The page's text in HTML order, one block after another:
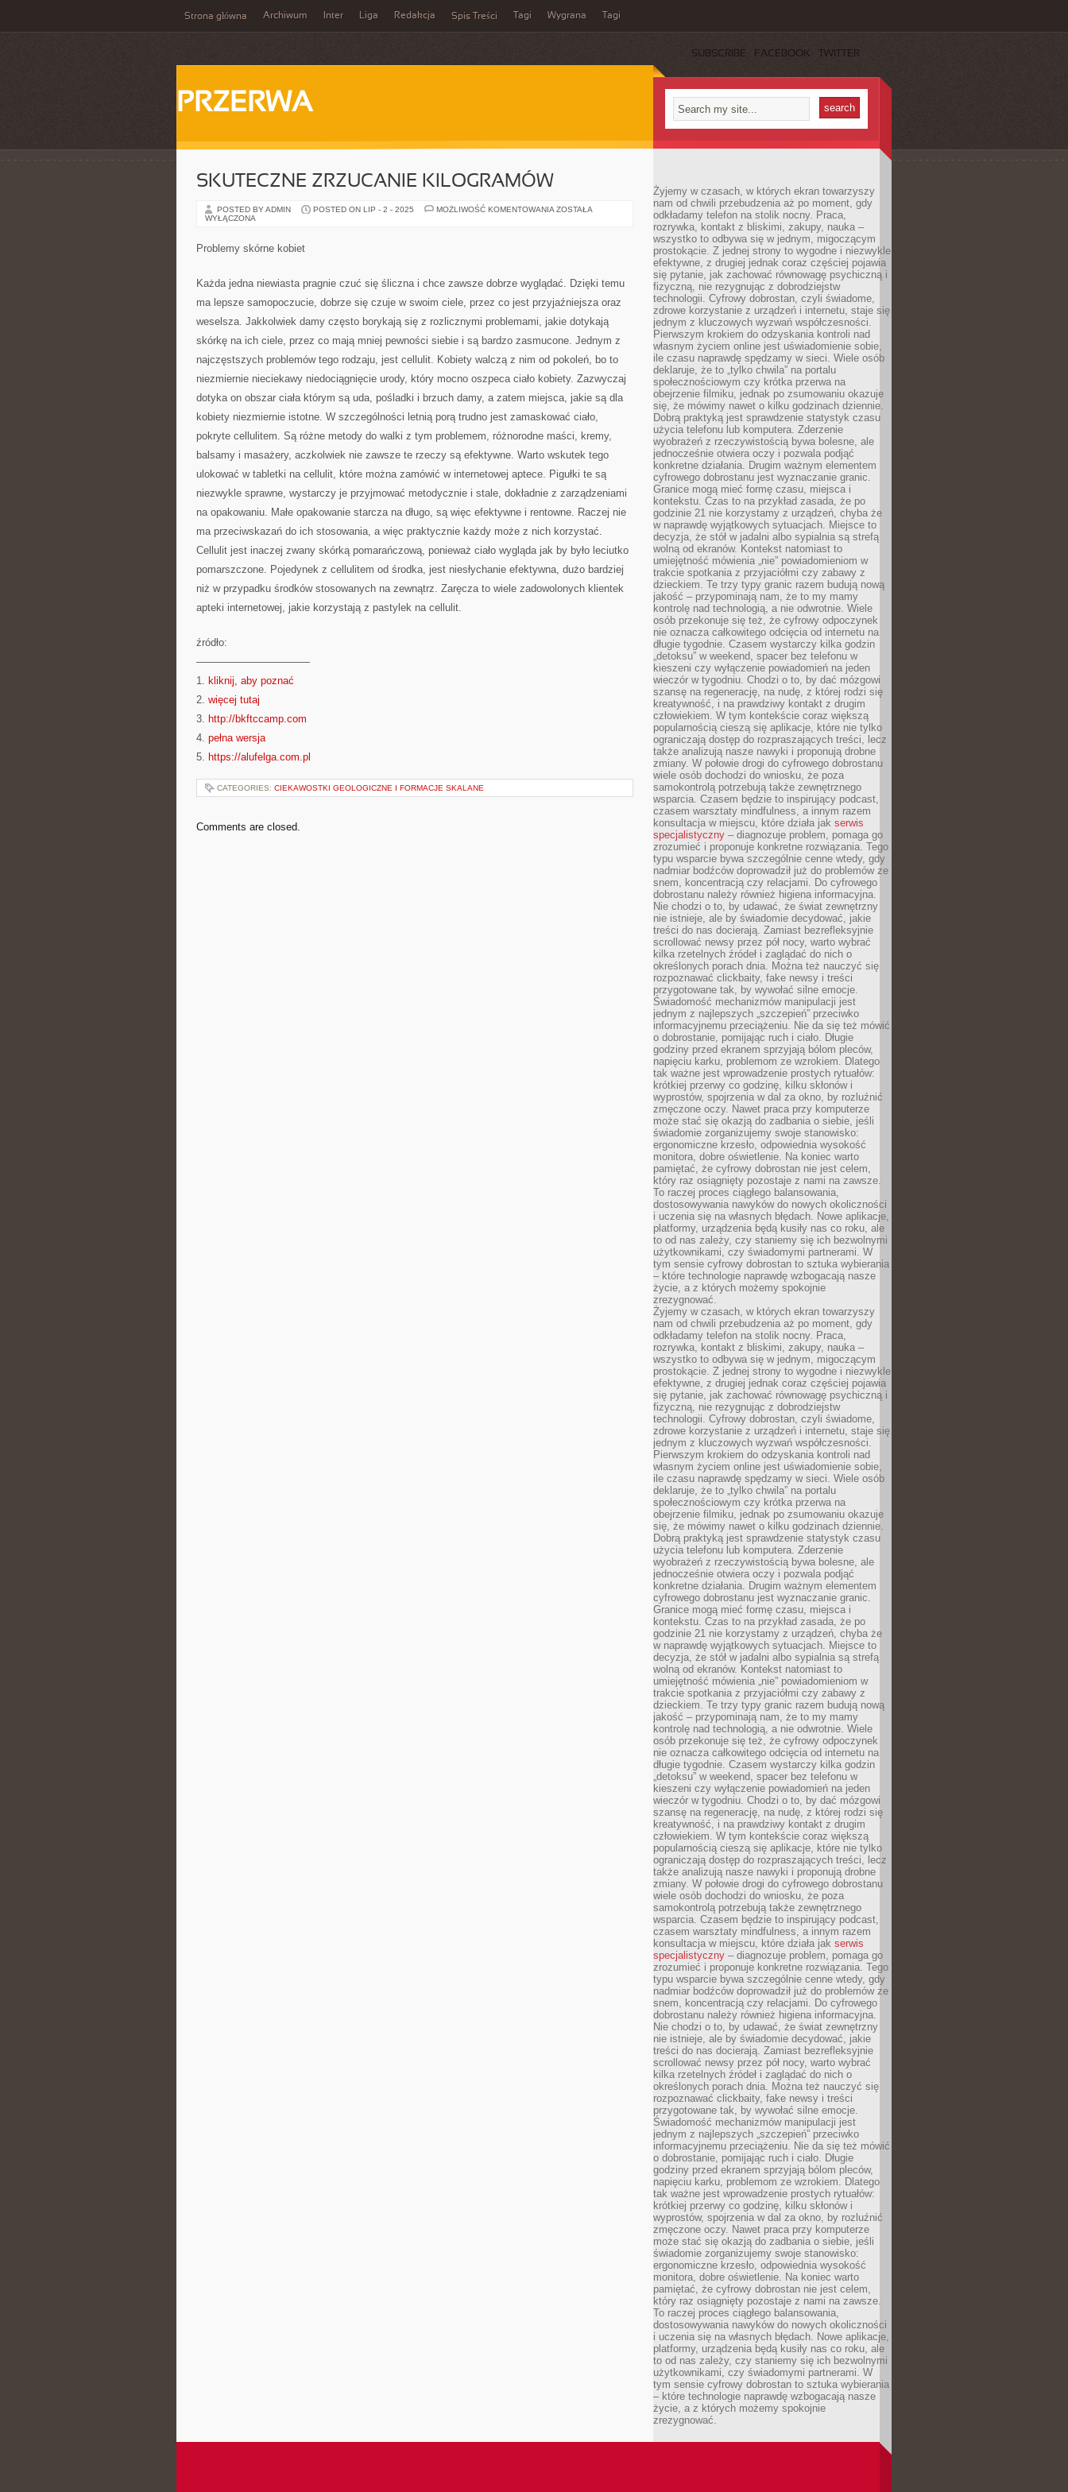
Strona główna Archiwum Inter Liga Redakcja Spis Treści Tagi Wygrana Tagi
SUBSCRIBE FACEBOOK TWITTER
PRZERWA
SKUTECZNE ZRZUCANIE KILOGRAMÓW
POSTED BY ADMIN POSTED ON LIP - 2 - 2025 MOŻLIWOŚĆ KOMENTOWANIA SKUTECZNE
ZOSTAŁA
WYŁĄCZONA
Problemy skórne kobiet
Każda jedna niewiasta pragnie czuć się śliczna i chce zawsze dobrze wyglądać. Dzięki temu
ma lepsze samopoczucie, dobrze się czuje w swoim ciele, przez co jest przyjaźniejsza oraz
weselsza. Jakkolwiek damy często borykają się z rozlicznymi problemami, jakie dotykają
skórkę na ich ciele, przez co mają mniej pewności siebie i są bardzo zasmucone. Jednym z
najczęstszych problemów tego rodzaju, jest cellulit. Kobiety walczą z nim od pokoleń, bo to
niezmiernie nieciekawy niedociągnięcie urody, który mocno oszpeca ciało kobiety. Zazwyczaj
dotyka on obszar ciała którym są uda, pośladki i brzuch damy, a zatem miejsca, jakie są dla
kobiety niezmiernie istotne. W szczególności letnią porą trudno jest zamaskować ciało,
pokryte cellulitem. Są różne metody do walki z tym problemem, różnorodne maści, kremy,
balsamy i masażery, aczkolwiek nie zawsze te rzeczy są efektywne. Warto wskutek tego
ulokować w tabletki na cellulit, które można zamówić w internetowej aptece. Pigułki te są
niezwykle sprawne, wystarczy je przyjmować metodycznie i stale, dokładnie z zarządzeniami
na opakowaniu. Małe opakowanie starcza na długo, są więc efektywne i rentowne. Raczej nie
ma przeciwskazań do ich stosowania, a więc praktycznie każdy może z nich korzystać.
Cellulit jest inaczej zwany skórką pomarańczową, ponieważ ciało wygląda jak by było leciutko
pomarszczone. Pojedynek z cellulitem od środka, jest niesłychanie efektywna, dużo bardziej
niż w przypadku środków stosowanych na zewnątrz. Zaręcza to wiele zadowolonych klientek
apteki internetowej, jakie korzystają z pastylek na cellulit.
źródło:
———————————
1. kliknij, aby poznać
2. więcej tutaj
3. http://bkftccamp.com
4. pełna wersja
5. https://alufelga.com.pl
CATEGORIES: CIEKAWOSTKI GEOLOGICZNE I FORMACJE SKALANE
Comments are closed.
Żyjemy w czasach, w których ekran towarzyszy
nam od chwili przebudzenia aż po moment, gdy
odkładamy telefon na stolik nocny. Praca,
rozrywka, kontakt z bliskimi, zakupy, nauka –
wszystko to odbywa się w jednym, migoczącym
prostokącie. Z jednej strony to wygodne i niezwykle
efektywne, z drugiej jednak coraz częściej pojawia
się pytanie, jak zachować równowagę psychiczną i
fizyczną, nie rezygnując z dobrodziejstw
technologii. Cyfrowy dobrostan, czyli świadome,
zdrowe korzystanie z urządzeń i internetu, staje się
jednym z kluczowych wyzwań współczesności.
Pierwszym krokiem do odzyskania kontroli nad
własnym życiem online jest uświadomienie sobie,
ile czasu naprawdę spędzamy w sieci. Wiele osób
deklaruje, że to „tylko chwila” na portalu
społecznościowym czy krótka przerwa na
obejrzenie filmiku, jednak po zsumowaniu okazuje
się, że mówimy nawet o kilku godzinach dziennie.
Dobrą praktyką jest sprawdzenie statystyk czasu
użycia telefonu lub komputera. Zderzenie
wyobrażeń z rzeczywistością bywa bolesne, ale
jednocześnie otwiera oczy i pozwala podjąć
konkretne działania. Drugim ważnym elementem
cyfrowego dobrostanu jest wyznaczanie granic.
Granice mogą mieć formę czasu, miejsca i
kontekstu. Czas to na przykład zasada, że po
godzinie 21 nie korzystamy z urządzeń, chyba że
w naprawdę wyjątkowych sytuacjach. Miejsce to
decyzja, że stół w jadalni albo sypialnia są strefą
wolną od ekranów. Kontekst natomiast to
umiejętność mówienia „nie” powiadomieniom w
trakcie spotkania z przyjaciółmi czy zabawy z
dzieckiem. Te trzy typy granic razem budują nową
jakość – przypominają nam, że to my mamy
kontrolę nad technologią, a nie odwrotnie. Wiele
osób przekonuje się też, że cyfrowy odpoczynek
nie oznacza całkowitego odcięcia od internetu na
długie tygodnie. Czasem wystarczy kilka godzin
„detoksu” w weekend, spacer bez telefonu w
kieszeni czy wyłączenie powiadomień na jeden
wieczór w tygodniu. Chodzi o to, by dać mózgowi
szansę na regenerację, na nudę, z której rodzi się
kreatywność, i na prawdziwy kontakt z drugim
człowiekiem. W tym kontekście coraz większą
popularnością cieszą się aplikacje, które nie tylko
ograniczają dostęp do rozpraszających treści, lecz
także analizują nasze nawyki i proponują drobne
zmiany. W połowie drogi do cyfrowego dobrostanu
wiele osób dochodzi do wniosku, że poza
samokontrolą potrzebują także zewnętrznego
wsparcia. Czasem będzie to inspirujący podcast,
czasem warsztaty mindfulness, a innym razem
konsultacja w miejscu, które działa jak serwis
specjalistyczny – diagnozuje problem, pomaga go
zrozumieć i proponuje konkretne rozwiązania. Tego
typu wsparcie bywa szczególnie cenne wtedy, gdy
nadmiar bodźców doprowadził już do problemów ze
snem, koncentracją czy relacjami. Do cyfrowego
dobrostanu należy również higiena informacyjna.
Nie chodzi o to, by udawać, że świat zewnętrzny
nie istnieje, ale by świadomie decydować, jakie
treści do nas docierają. Zamiast bezrefleksyjnie
scrollować newsy przez pół nocy, warto wybrać
kilka rzetelnych źródeł i zaglądać do nich o
określonych porach dnia. Można też nauczyć się
rozpoznawać clickbaity, fake newsy i treści
przygotowane tak, by wywołać silne emocje.
Świadomość mechanizmów manipulacji jest
jednym z najlepszych „szczepień” przeciwko
informacyjnemu przeciążeniu. Nie da się też mówić
o dobrostanie, pomijając ruch i ciało. Długie
godziny przed ekranem sprzyjają bólom pleców,
napięciu karku, problemom ze wzrokiem. Dlatego
tak ważne jest wprowadzenie prostych rytuałów:
krótkiej przerwy co godzinę, kilku skłonów i
wyprostów, spojrzenia w dal za okno, by rozluźnić
zmęczone oczy. Nawet praca przy komputerze
może stać się okazją do zadbania o siebie, jeśli
świadomie zorganizujemy swoje stanowisko:
ergonomiczne krzesło, odpowiednia wysokość
monitora, dobre oświetlenie. Na koniec warto
pamiętać, że cyfrowy dobrostan nie jest celem,
który raz osiągnięty pozostaje z nami na zawsze.
To raczej proces ciągłego balansowania,
dostosowywania nawyków do nowych okoliczności
i uczenia się na własnych błędach. Nowe aplikacje,
platformy, urządzenia będą kusiły nas co roku, ale
to od nas zależy, czy staniemy się ich bezwolnymi
użytkownikami, czy świadomymi partnerami. W
tym sensie cyfrowy dobrostan to sztuka wybierania
– które technologie naprawdę wzbogacają nasze
życie, a z których możemy spokojnie
zrezygnować.
Żyjemy w czasach, w których ekran towarzyszy
nam od chwili przebudzenia aż po moment, gdy
odkładamy telefon na stolik nocny. Praca,
rozrywka, kontakt z bliskimi, zakupy, nauka –
wszystko to odbywa się w jednym, migoczącym
prostokącie. Z jednej strony to wygodne i niezwykle
efektywne, z drugiej jednak coraz częściej pojawia
się pytanie, jak zachować równowagę psychiczną i
fizyczną, nie rezygnując z dobrodziejstw
technologii. Cyfrowy dobrostan, czyli świadome,
zdrowe korzystanie z urządzeń i internetu, staje się
jednym z kluczowych wyzwań współczesności.
Pierwszym krokiem do odzyskania kontroli nad
własnym życiem online jest uświadomienie sobie,
ile czasu naprawdę spędzamy w sieci. Wiele osób
deklaruje, że to „tylko chwila” na portalu
społecznościowym czy krótka przerwa na
obejrzenie filmiku, jednak po zsumowaniu okazuje
się, że mówimy nawet o kilku godzinach dziennie.
Dobrą praktyką jest sprawdzenie statystyk czasu
użycia telefonu lub komputera. Zderzenie
wyobrażeń z rzeczywistością bywa bolesne, ale
jednocześnie otwiera oczy i pozwala podjąć
konkretne działania. Drugim ważnym elementem
cyfrowego dobrostanu jest wyznaczanie granic.
Granice mogą mieć formę czasu, miejsca i
kontekstu. Czas to na przykład zasada, że po
godzinie 21 nie korzystamy z urządzeń, chyba że
w naprawdę wyjątkowych sytuacjach. Miejsce to
decyzja, że stół w jadalni albo sypialnia są strefą
wolną od ekranów. Kontekst natomiast to
umiejętność mówienia „nie” powiadomieniom w
trakcie spotkania z przyjaciółmi czy zabawy z
dzieckiem. Te trzy typy granic razem budują nową
jakość – przypominają nam, że to my mamy
kontrolę nad technologią, a nie odwrotnie. Wiele
osób przekonuje się też, że cyfrowy odpoczynek
nie oznacza całkowitego odcięcia od internetu na
długie tygodnie. Czasem wystarczy kilka godzin
„detoksu” w weekend, spacer bez telefonu w
kieszeni czy wyłączenie powiadomień na jeden
wieczór w tygodniu. Chodzi o to, by dać mózgowi
szansę na regenerację, na nudę, z której rodzi się
kreatywność, i na prawdziwy kontakt z drugim
człowiekiem. W tym kontekście coraz większą
popularnością cieszą się aplikacje, które nie tylko
ograniczają dostęp do rozpraszających treści, lecz
także analizują nasze nawyki i proponują drobne
zmiany. W połowie drogi do cyfrowego dobrostanu
wiele osób dochodzi do wniosku, że poza
samokontrolą potrzebują także zewnętrznego
wsparcia. Czasem będzie to inspirujący podcast,
czasem warsztaty mindfulness, a innym razem
konsultacja w miejscu, które działa jak serwis
specjalistyczny – diagnozuje problem, pomaga go
zrozumieć i proponuje konkretne rozwiązania. Tego
typu wsparcie bywa szczególnie cenne wtedy, gdy
nadmiar bodźców doprowadził już do problemów ze
snem, koncentracją czy relacjami. Do cyfrowego
dobrostanu należy również higiena informacyjna.
Nie chodzi o to, by udawać, że świat zewnętrzny
nie istnieje, ale by świadomie decydować, jakie
treści do nas docierają. Zamiast bezrefleksyjnie
scrollować newsy przez pół nocy, warto wybrać
kilka rzetelnych źródeł i zaglądać do nich o
określonych porach dnia. Można też nauczyć się
rozpoznawać clickbaity, fake newsy i treści
przygotowane tak, by wywołać silne emocje.
Świadomość mechanizmów manipulacji jest
jednym z najlepszych „szczepień” przeciwko
informacyjnemu przeciążeniu. Nie da się też mówić
o dobrostanie, pomijając ruch i ciało. Długie
godziny przed ekranem sprzyjają bólom pleców,
napięciu karku, problemom ze wzrokiem. Dlatego
tak ważne jest wprowadzenie prostych rytuałów:
krótkiej przerwy co godzinę, kilku skłonów i
wyprostów, spojrzenia w dal za okno, by rozluźnić
zmęczone oczy. Nawet praca przy komputerze
może stać się okazją do zadbania o siebie, jeśli
świadomie zorganizujemy swoje stanowisko:
ergonomiczne krzesło, odpowiednia wysokość
monitora, dobre oświetlenie. Na koniec warto
pamiętać, że cyfrowy dobrostan nie jest celem,
który raz osiągnięty pozostaje z nami na zawsze.
To raczej proces ciągłego balansowania,
dostosowywania nawyków do nowych okoliczności
i uczenia się na własnych błędach. Nowe aplikacje,
platformy, urządzenia będą kusiły nas co roku, ale
to od nas zależy, czy staniemy się ich bezwolnymi
użytkownikami, czy świadomymi partnerami. W
tym sensie cyfrowy dobrostan to sztuka wybierania
– które technologie naprawdę wzbogacają nasze
życie, a z których możemy spokojnie
zrezygnować.